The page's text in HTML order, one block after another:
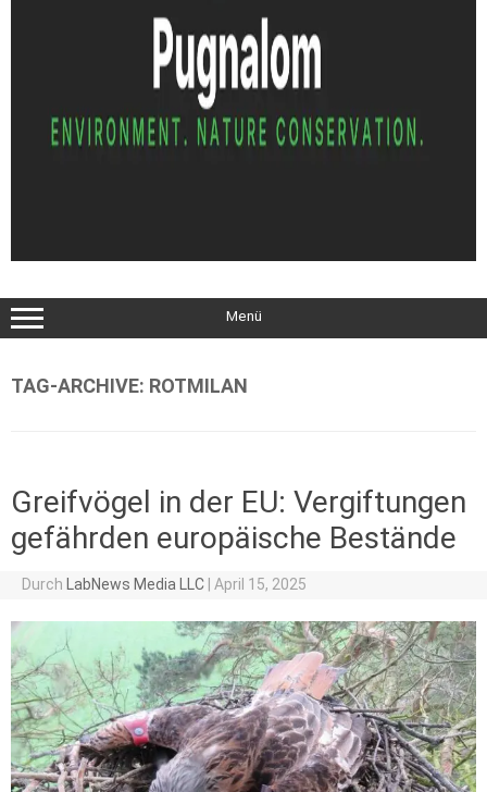
Menü
TAG-ARCHIVE: ROTMILAN
Greifvögel in der EU: Vergiftungen
gefährden europäische Bestände
Durch LabNews Media LLC April 15, 2025